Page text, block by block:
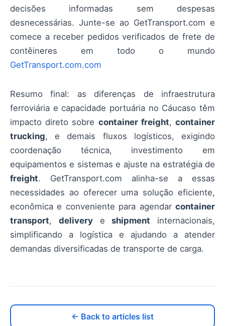
decisões informadas sem despesas
desnecessárias. Junte-se ao GetTransport.com e
comece a receber pedidos verificados de frete de
contêineres em todo o mundo
GetTransport.com.com
Resumo final: as diferenças de infraestrutura
ferroviária e capacidade portuária no Cáucaso têm
impacto direto sobre container freight,container
trucking, e demais fluxos logísticos, exigindo
coordenação técnica, investimento em
equipamentos e sistemas e ajuste na estratégia de
freight. GetTransport.com alinha-se a essas
necessidades ao oferecer uma solução eficiente,
econômica e conveniente para agendar container
transport, deliveryeshipment internacionais,
simplificando a logística e ajudando a atender
demandas diversificadas de transporte de carga.
← Back to articles list